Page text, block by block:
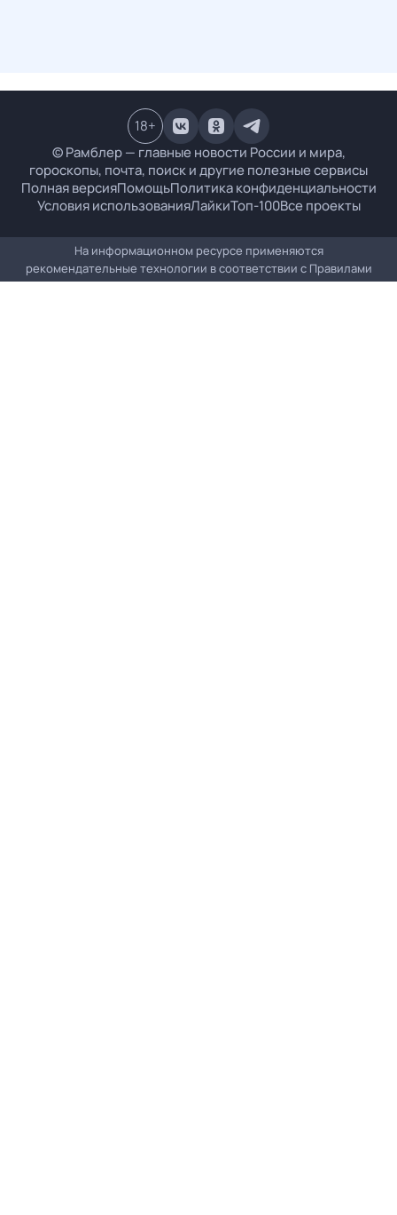
© Рамблер — главные новости России и мира,
гороскопы, почта, поиск и другие полезные сервисы
Полная версияПомощьПолитика конфиденциальности
Условия использованияЛайкиТоп-100Все проекты
18+
На информационном ресурсе применяются
рекомендательные технологии в соответствии с Правилами